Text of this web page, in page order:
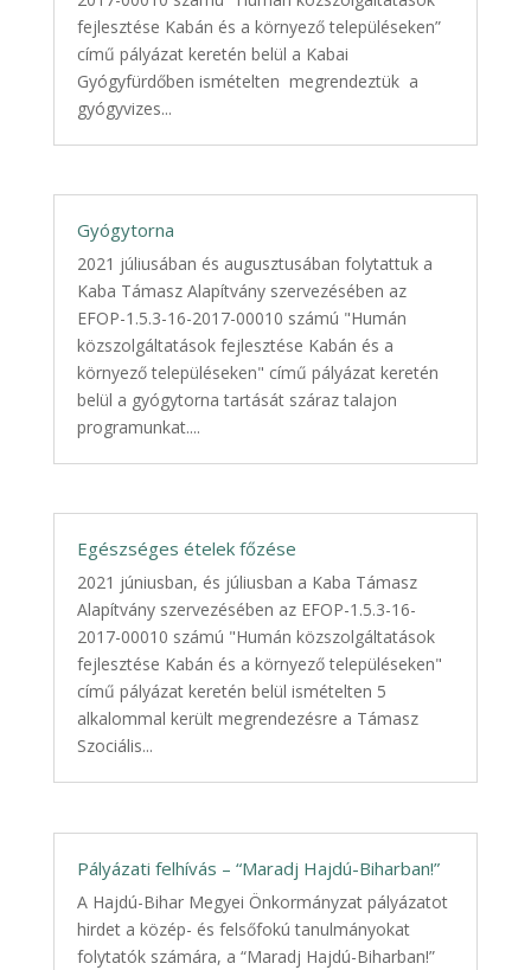
fejlesztése Kabán és a környező településeken”
című pályázat keretén belül a Kabai
Gyógyfürdőben ismételten megrendeztük a
gyógyvizes...
Gyógytorna
2021 júliusában és augusztusában folytattuk a
Kaba Támasz Alapítvány szervezésében az
EFOP-1.5.3-16-2017-00010 számú "Humán
közszolgáltatások fejlesztése Kabán és a
környező településeken" című pályázat keretén
belül a gyógytorna tartását száraz talajon
programunkat....
Egészséges ételek főzése
2021 júniusban, és júliusban a Kaba Támasz
Alapítvány szervezésében az EFOP-1.5.3-16-
2017-00010 számú "Humán közszolgáltatások
fejlesztése Kabán és a környező településeken"
című pályázat keretén belül ismételten 5
alkalommal került megrendezésre a Támasz
Szociális...
Pályázati felhívás – “Maradj Hajdú-Biharban!”
A Hajdú-Bihar Megyei Önkormányzat pályázatot
hirdet a közép- és felsőfokú tanulmányokat
folytatók számára, a “Maradj Hajdú-Biharban!”